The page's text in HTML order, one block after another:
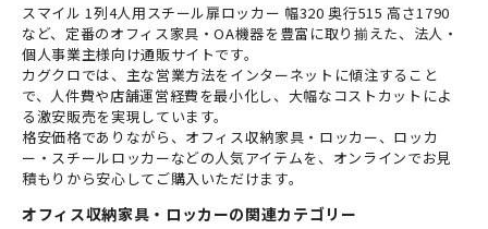
スマイル 1列4人用スチール扉ロッカー 幅320 奥行515 高さ1790
など、定番のオフィス家具・OA機器を豊富に取り揃えた、法人・
個人事業主様向け通販サイトです。
カグクロでは、主な営業方法をインターネットに傾注すること
で、人件費や店舗運営経費を最小化し、大幅なコストカットによ
る激安販売を実現しています。
格安価格でありながら、オフィス収納家具・ロッカー、ロッカ
ー・スチールロッカーなどの人気アイテムを、オンラインでお見
積もりから安心してご購入いただけます。
オフィス収納家具・ロッカーの関連カテゴリー